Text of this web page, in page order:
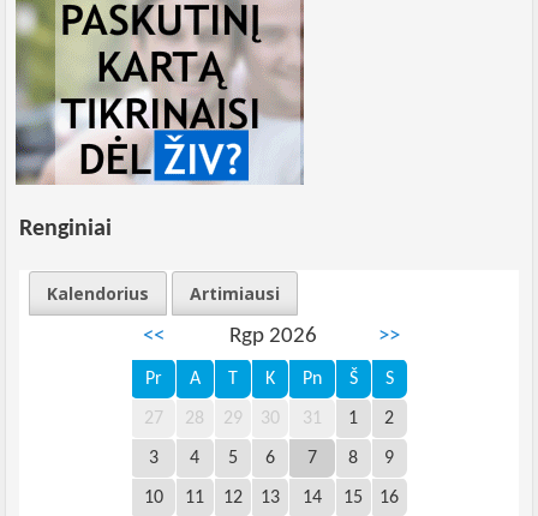
Renginiai
Kalendorius
Artimiausi
<<
Rgp 2026 >>
Pr A T K Pn Š S
27 28 29 30 31 1 2
3 4 5 6 7 8 9
10 11 12 13 14 15 16